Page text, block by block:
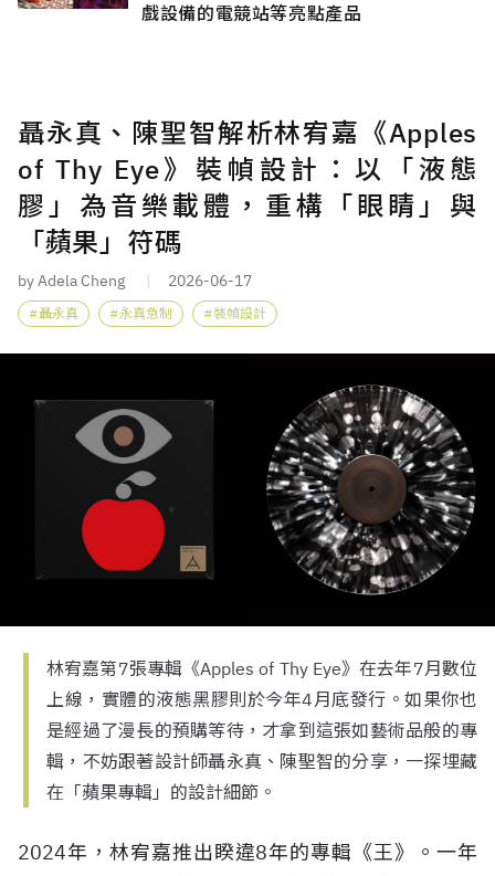
戲設備的電競站等亮點產品
聶永真、陳聖智解析林宥嘉《Apples
of Thy Eye》裝幀設計：以「液態
膠」為音樂載體，重構「眼睛」與
「蘋果」符碼
by Adela Cheng 2026-06-17
聶永真 永真急制 裝幀設計
林宥嘉第7張專輯《Apples of Thy Eye》在去年7月數位
上線，實體的液態黑膠則於今年4月底發行。如果你也
是經過了漫長的預購等待，才拿到這張如藝術品般的專
輯，不妨跟著設計師聶永真、陳聖智的分享，一探埋藏
在「蘋果專輯」的設計細節。
2024年，林宥嘉推出睽違8年的專輯《王》。一年